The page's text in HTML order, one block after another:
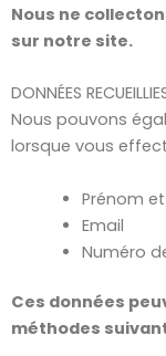
Nous ne
sur notre site.
DONNÉES
Nous pouvons
lorsque vous
Prénom
Email
Numéro
Ces données
méthodes